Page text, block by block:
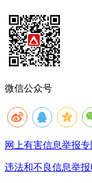
微信公众号
网上有害信息举报专
违法和不良信息举报